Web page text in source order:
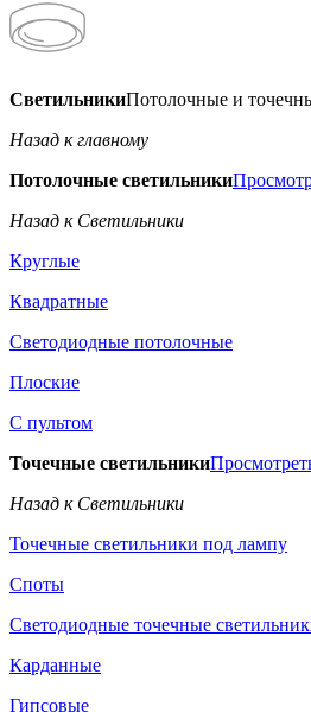
СветильникиПотолочные и
Назад к главному
Потолочные светильники
Назад к Светильники
Круглые
Квадратные
Светодиодные потолочные
Плоские
С пультом
Точечные светильники
Назад к Светильники
Точечные светильники под лампу
Споты
Светодиодные точечные
Карданные
Гипсовые